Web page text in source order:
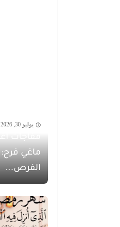
يوليو 30, 2026
ماغي
الفرص...